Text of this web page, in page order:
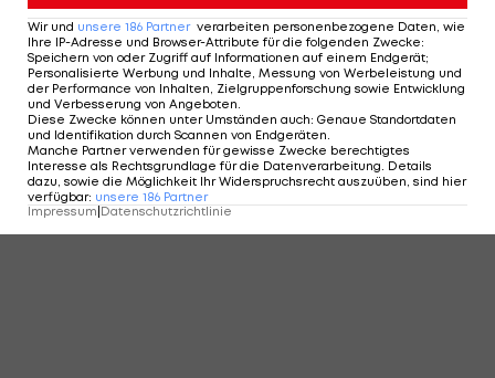
Wir und unsere 186 Partner verarbeiten personenbezogene Daten, wie
Ihre IP-Adresse und Browser-Attribute für die folgenden Zwecke:
Speichern von oder Zugriff auf Informationen auf einem Endgerät;
Personalisierte Werbung und Inhalte, Messung von Werbeleistung und
der Performance von Inhalten, Zielgruppenforschung sowie Entwicklung
und Verbesserung von Angeboten.
Diese Zwecke können unter Umständen auch: Genaue Standortdaten
und Identifikation durch Scannen von Endgeräten.
Manche Partner verwenden für gewisse Zwecke berechtigtes
Interesse als Rechtsgrundlage für die Datenverarbeitung. Details
dazu, sowie die Möglichkeit Ihr Widerspruchsrecht auszuüben, sind hier
verfügbar: unsere 186 Partner
Impressum Datenschutzrichtlinie